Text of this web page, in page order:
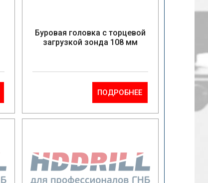
Буровая головка с торцевой
загрузкой зонда 108 мм
ПОДРОБНЕЕ